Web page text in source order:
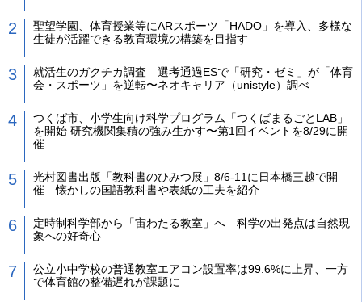
聖望学園、体育授業等にARスポーツ「HADO」を導入、多様な
生徒が活躍できる教育環境の構築を目指す
就活生のガクチカ調査 選考通過ESで「研究・ゼミ」が「体育
会・スポーツ」を逆転〜ネオキャリア（unistyle）調べ
つくば市、小学生向け科学プログラム「つくばまるごとLAB」
を開始 研究機関集積の強み生かす〜第1回イベントを8/29に開
催
光村図書出版「教科書のひみつ展」8/6-11に日本橋三越で開
催 懐かしの国語教科書や表紙の工夫を紹介
定時制科学部から「宙わたる教室」へ 科学の出発点は自然現
象への好奇心
公立小中学校の普通教室エアコン設置率は99.6%に上昇、一方
で体育館の整備遅れが課題に